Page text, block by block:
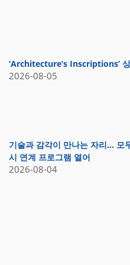
‘Architecture’s Inscriptions’
2026-08-05
기술과 감각이 만나는 자리… 모
시 연계 프로그램 열어
2026-08-04